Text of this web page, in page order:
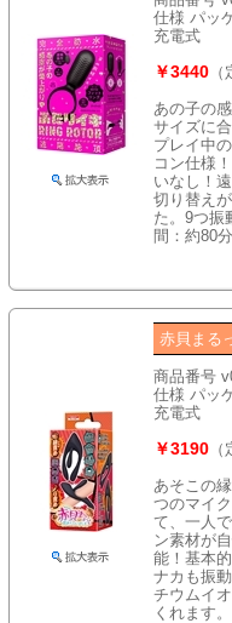
仕様 パッ
充電式
￥3440
あの子の
サイズに
プレイ中
コン仕様
いなし！
切り替え
た。9つ振
間：約80
赤貝まる
商品番号
仕様 パッ
充電式
￥3190
あそこの
つのマイ
て、一人
ン素材が
能！基本
ナカも振
チウムイ
くれます。